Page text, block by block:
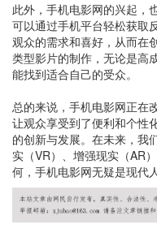
此外，手机电影网的兴起，
可以通过手机平台轻松获取
观众的需求和喜好，从而在
类型影片的制作，无论是高
能找到适合自己的受众。
总的来说，手机电影网正在
让观众享受到了便利和个性
的创新与发展。在未来，我
实（VR）、增强现实（AR
何，手机电影网无疑是现代